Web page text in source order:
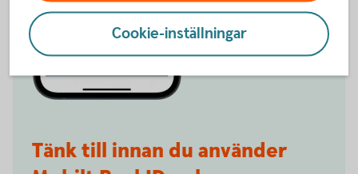
Tänk till innan du använder
Cookie-inställningar